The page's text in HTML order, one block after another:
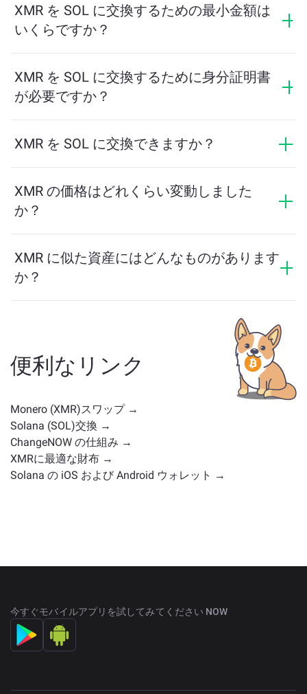
って異なります。ChangeNOWは隠れた手数料なしで競
争力のあるレートを提供しており、最終金額は取引を
確認する前に表示されます。
XMR を SOL に交換するための最小金額は
いくらですか？
ります。プラットフォームはスムーズな取引を保証す
るために必要な最小額を自動的に計算します。ただ
し、ほとんどの場合、最小金額は2ドル相当です。
XMR を SOL に交換するために身分証明書
が必要ですか？
速で匿名です。ただし、ChangeNOW Proにログインし
XMR を SOL に交換できますか？
にも交換できます。さらに、ChangeNOWはマルチチェ
ーンブリッジにも対応しており、異なるブロックチェ
ーン間で資産を簡単に移動できます。
XMR の価格はどれくらい変動しました
か？
XMR に似た資産にはどんなものがあります
か？
— ステーブルコイン、ユーティリティトークン、ガバ
ナンスコイン、またはその他のタイプかどうかです。
一般的な代替案には、類似のユースケースや市場の位
置を持つ他の暗号通貨が含まれます。
メイン交換ペー
で利用可能なすべての資産を確認してください。
便利なリンク
Monero (XMR)スワップ →
Solana (SOL)交換 →
ChangeNOW の仕組み →
XMRに最適な財布 →
Solana の iOS および Android ウォレット →
今すぐモバイルアプリを試してみてください NOW